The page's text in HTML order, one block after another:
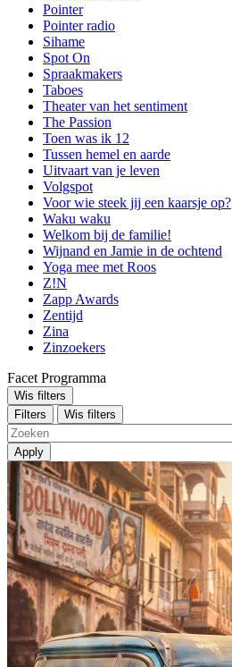
Pointer
Pointer radio
Sihame
Spot On
Spraakmakers
Taboes
Theater van het sentiment
The Passion
Toen was ik 12
Tussen hemel en aarde
Uitvaart van je leven
Volgspot
Voor wie steek jij een kaarsje op?
Waku waku
Welkom bij de familie!
Wijnand en Jamie in de ochtend
Yoga mee met Roos
Z!N
Zapp Awards
Zentijd
Zina
Zinzoekers
Facet Programma
Wis filters
Filters
Wis filters
Apply